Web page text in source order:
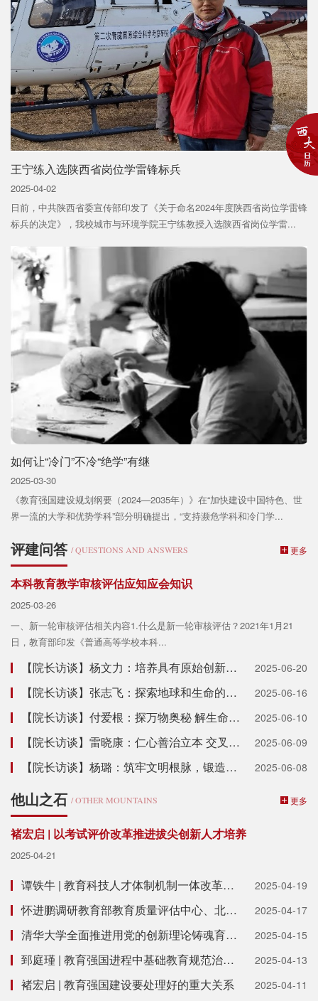
王宁练入选陕西省岗位学雷锋标兵
2025-04-02
日前，中共陕西省委宣传部印发了《关于命名2024年度陕西省岗位学雷锋
标兵的决定》，我校城市与环境学院王宁练教授入选陕西省岗位学雷...
如何让“冷门”不冷“绝学”有继
2025-03-30
《教育强国建设规划纲要（2024—2035年）》在“加快建设中国特色、世
界一流的大学和优势学科”部分明确提出，“支持濒危学科和冷门学...
评建问答 / QUESTIONS AND ANSWERS 更多
本科教育教学审核评估应知应会知识
2025-03-26
一、新一轮审核评估相关内容1.什么是新一轮审核评估？2021年1月21
日，教育部印发《普通高等学校本科...
【院长访谈】杨文力：培养具有原始创新能力的领军人才 2025-06-20
【院长访谈】张志飞：探索地球和生命的过去现在和未来 2025-06-16
【院长访谈】付爱根：探万物奥秘 解生命之道 2025-06-10
【院长访谈】雷晓康：仁心善治立本 交叉融合赋能 2025-06-09
【院长访谈】杨璐：筑牢文明根脉，锻造大国匠才 2025-06-08
他山之石 / OTHER MOUNTAINS 更多
褚宏启 | 以考试评价改革推进拔尖创新人才培养
2025-04-21
谭铁牛 | 教育科技人才体制机制一体改革从何着手 2025-04-19
怀进鹏调研教育部教育质量评估中心、北京外国语大学 2025-04-17
清华大学全面推进用党的创新理论铸魂育人 下好立德树人“一盘棋” 2025-04-15
郅庭瑾 | 教育强国进程中基础教育规范治理的多重逻辑 2025-04-13
褚宏启 | 教育强国建设要处理好的重大关系 2025-04-11